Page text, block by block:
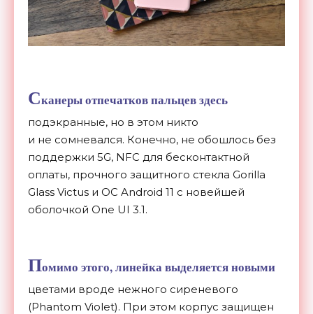
Сканеры отпечатков пальцев здесь
подэкранные, но в этом никто
и не сомневался. Конечно, не обошлось без
поддержки 5G, NFC для бесконтактной
оплаты, прочного защитного стекла Gorilla
Glass Victus и ОС Android 11 с новейшей
оболочкой One UI 3.1.
Помимо этого, линейка выделяется новыми
цветами вроде нежного сиреневого
(Phantom Violet). При этом корпус защищен